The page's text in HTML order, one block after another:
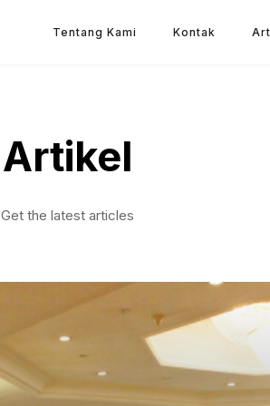
Tentang Kami Kontak
Artikel
Get the latest articles